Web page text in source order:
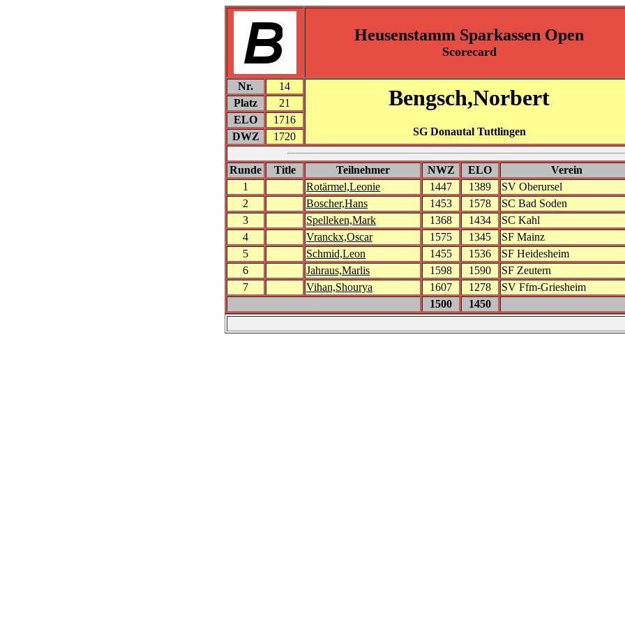
Heusenstamm Sparkassen Open
Scorecard
Nr. 14 Bengsch,Norbert
SG Donautal Tuttlingen
Platz
21
ELO
1716
DWZ
1720
Runde Title Teilnehmer NWZ ELO Verein
1
Rotärmel,Leonie 1447 1389 SV Oberursel
2
Boscher,Hans 1453 1578 SC Bad Soden
3
Spelleken,Mark 1368 1434 SC Kahl
4
Vranckx,Oscar 1575 1345 SF Mainz
5
Schmid,Leon 1455 1536 SF Heidesheim
6
Jahraus,Marlis 1598 1590 SF Zeutern
7
Vihan,Shourya 1607 1278 SV Ffm-Griesheim
1500
1450